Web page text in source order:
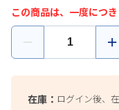
この商品は、一度につ
在庫： ログイン後、